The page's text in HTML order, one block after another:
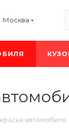
Москва
автомобиля